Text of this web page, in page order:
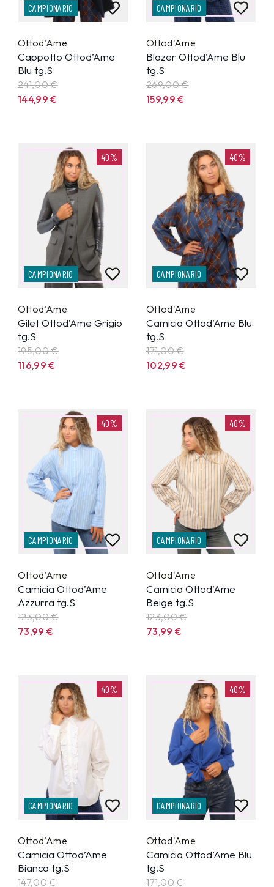
CAMPIONARIO
Ottod'Ame
Cappotto Ottod’Ame
Blu tg.S
241,00 €
144,99€
CAMPIONARIO
Ottod'Ame
Blazer Ottod’Ame Blu
tg.S
269,00 €
159,99€
40%
CAMPIONARIO
Ottod'Ame
Gilet Ottod’Ame Grigio
tg.S
195,00 €
116,99€
40%
CAMPIONARIO
Ottod'Ame
Camicia Ottod’Ame Blu
tg.S
171,00 €
102,99€
40%
CAMPIONARIO
Ottod'Ame
Camicia Ottod’Ame
Azzurra tg.S
123,00 €
73,99€
40%
CAMPIONARIO
Ottod'Ame
Camicia Ottod’Ame
Beige tg.S
123,00 €
73,99€
40%
CAMPIONARIO
Ottod'Ame
Camicia Ottod’Ame
Bianca tg.S
147,00 €
40%
CAMPIONARIO
Ottod'Ame
Camicia Ottod’Ame Blu
tg.S
171,00 €